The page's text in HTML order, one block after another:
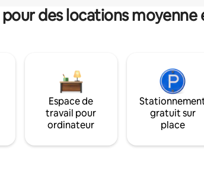
des locations
Espace de
travail pour
ordinateur
gratuit sur
place